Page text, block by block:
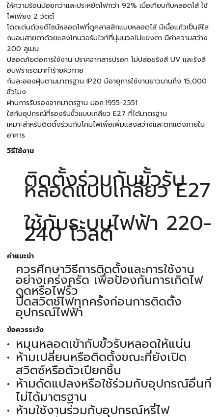
ให้ความร้อนน้อยกว่าและประหยัดไฟกว่า 92% เมื่อเทียบกับหลอดไส้ ใช้
ไฟเพียง 2 วัตต์
โดดเด่นด้วยดีไซน์หลอดไฟที่ดูคลาสสิกแบบหลอดไส้ มีเนื้อแก้วเป็นสีใส
ถนอมสายตาด้วยแสงโทนวอร์มไวท์ที่นุ่มนวลไม่แยงตา มีค่าความสว่าง
200 ลูเมน
ปลอดภัยต่อการใช้งาน ปราศจากสารปรอท ไม่ปล่อยรังสี UV และรังสี
อินฟราเรดมาทำร้ายผิวกาย
กันละอองฝุ่นตามมาตรฐาน IP20 มีอายุการใช้งานยาวนานถึง 15,000
ชั่วโมง
ผ่านการรับรองจากมาตรฐาน มอก.1955-2551
ใส่กับอุปกรณ์ที่รองรับขั้วแบบเกลียว E27 ที่ได้มาตรฐาน
เหมาะสำหรับติดตั้งร่วมกับโคมไฟเพื่อเพิ่มแสงสว่างและตกแต่งภายใน
อาคาร
วิธีใช้งาน
ติดตั้งร่วมกับขั้วรับ
หลอดแบบเกลียว E27
ใช้กับระบบไฟฟ้า 220-
240 โวลต์
คำแนะนำ
ควรศึกษาวิธีการติดตั้งและการใช้งาน
อย่างเคร่งครัด เพื่อป้องกันการเกิดไฟ
ดูดหรือไฟรั่ว
ปิดสวิตช์ไฟทุกครั้งก่อนการติดตั้ง
อุปกรณ์ไฟฟ้า
ข้อควรระวัง
หมุนหลอดเข้ากับขั้วรับหลอดให้แน่น
ห้ามเปลี่ยนหรือติดตั้งขณะที่ยังเปิด
สวิตซ์หรือตัวเปียกชิ้น
ห้ามดัดแปลงหรือใช้ร่วมกับอุปกรณ์อื่นที่
ไม่ได้มาตรฐาน
ห้ามใช้งานร่วมกับอุปกรณ์หรี่ไฟ